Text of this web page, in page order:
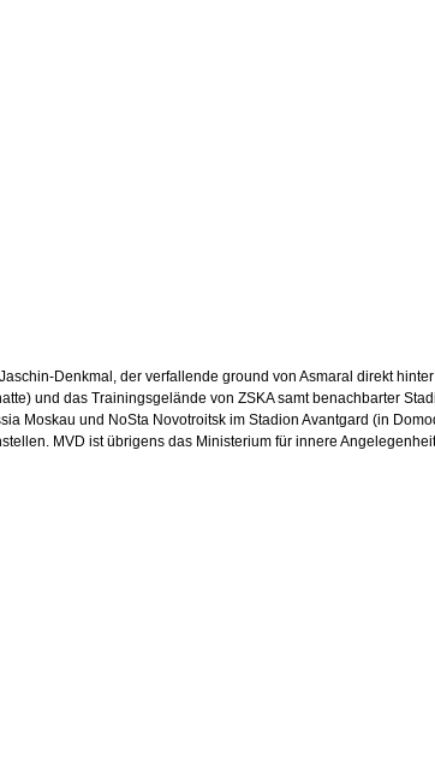
Denkmal, der verfallende ground von Asmaral direkt
und das Trainingsgelände von ZSKA samt benachbarter
Moskau und NoSta Novotroitsk im Stadion Avantgard (in
MVD ist übrigens das Ministerium für innere